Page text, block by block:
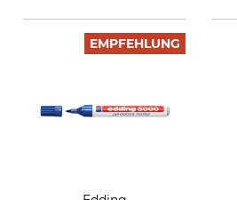
EMPFEHLUNG